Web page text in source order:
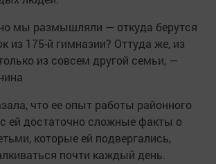
мы размышляли — откуда берутся
из 175-й гимназии? Оттуда же, из
из совсем другой семьи, —
что ее опыт работы районного
ей достаточно сложные факты о
которые ей подвергались,
почти каждый день.